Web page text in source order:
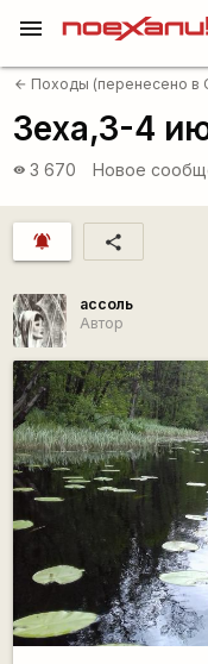
menu
arrow_back Походы (перенесено в
Зеха,3-4
visibility 3 670 Новое
notifications_active share
ассоль
Автор